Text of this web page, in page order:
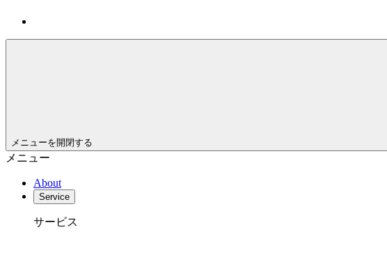
メニューを開閉する
メニュー
About
Service
サービス